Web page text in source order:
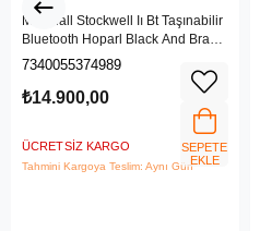
Marshall Stockwell Iı Bt Taşınabilir
Bluetooth Hoparl Black And Brass
Zd.1005544
7340055374989
₺14.900,00
ÜCRETSIZ KARGO
Tahmini Kargoya Teslim: Aynı Gün
SEPETE
EKLE